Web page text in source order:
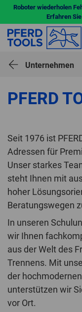
Roboter wiederholen
Erfahren
Unternehmen
PFERD
Seit 1976 ist
Adressen für
Unser starkes
steht Ihnen mit
hoher
Beratungswegen
In unseren
wir Ihnen
aus der Welt des
Trennens. Mit
der
unterstützen wir
vor Ort.